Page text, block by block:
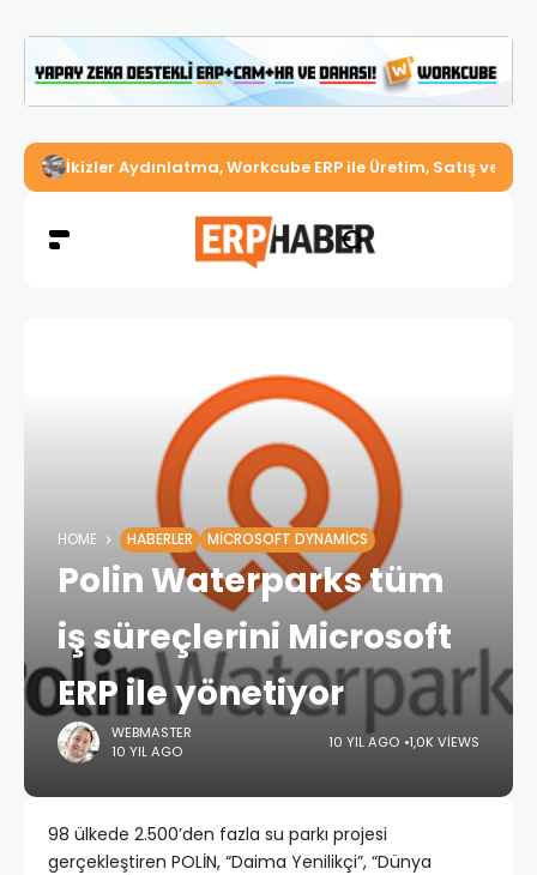
İkizler Aydınlatma, Workcube ERP ile Üretim, Satış ve
HOME HABERLER MICROSOFT DYNAMICS
Polin Waterparks tüm
iş süreçlerini Microsoft
ERP ile yönetiyor
WEBMASTER
10 YIL AGO
10 YIL AGO 1,0K VIEWS
98 ülkede 2.500’den fazla su parkı projesi
gerçekleştiren POLİN, “Daima Yenilikçi”, “Dünya